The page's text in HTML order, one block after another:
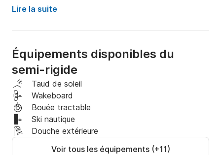
de bain) et équipé d'un moteur Mercury 300CV V8.
Capacité de 7 personnes si le bateau est loué avec
skipper et 8 s'il est loué seul.
N'hésitez pas à nous contacter pour plus
d'informations !
Lire la suite
Équipements disponibles du
semi-rigide
Taud de soleil
Wakeboard
Bouée tractable
Ski nautique
Douche extérieure
Voir tous les équipements (+11)